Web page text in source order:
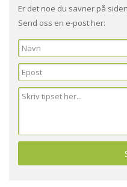
Er det noe du savner på
Send oss en e-post her: